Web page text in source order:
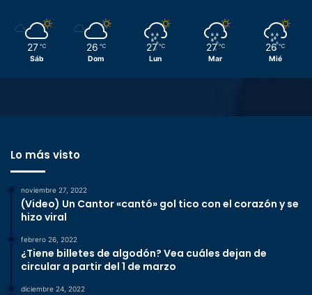
27 ℃
Sáb
26 ℃
Dom
27 ℃
Lun
27 ℃
Mar
26 ℃
Mié
Lo más visto
noviembre 27, 2022
(Video) Un Cantor «cantó» gol tico con el corazón y se
hizo viral
febrero 26, 2022
¿Tiene billetes de algodón? Vea cuáles dejan de
circular a partir del 1 de marzo
diciembre 24, 2022